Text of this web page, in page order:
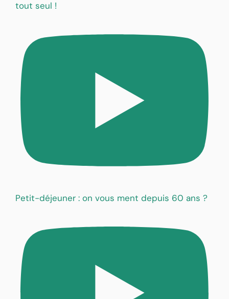
tout seul !
Petit-déjeuner : on vous ment depuis 60 ans ?